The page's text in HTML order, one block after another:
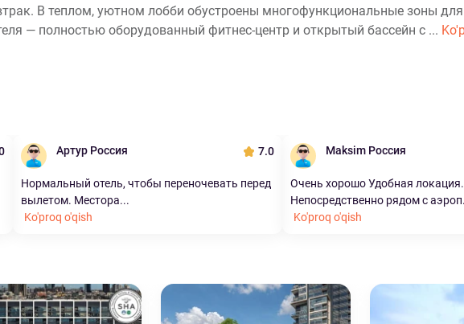
В теплом, уютном лобби обустроены многофункциональные зоны
— полностью оборудованный фитнес-центр и открытый бассейн с ...
Артур Россия 7.0
Нормальный отель, чтобы переночевать перед
вылетом. Местора...
Ko'proq o'qish
Maksim Россия
Очень хорошо Удобная локация.
Непосредственно рядом с
Ko'proq o'qish